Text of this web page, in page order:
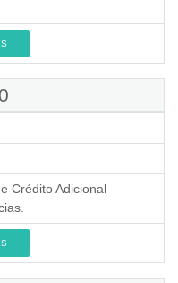
Crédito Adicional